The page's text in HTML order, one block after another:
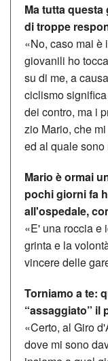
Ma tutta
di troppe
«No, caso mai è
giovanili ho
su di me, a
ciclismo
dei contro, ma i
zio Mario, che
ed al quale sono
Mario è ormai
pochi giorni fa
all'ospedale,
«E' una roccia e
grinta e la
vincere delle
Torniamo a te:
“assaggiato” il
«Certo, al Giro
dove mi sono